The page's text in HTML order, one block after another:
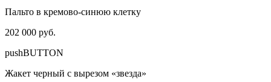
Пальто в кремово-синюю клетку
202 000 руб.
pushBUTTON
Жакет черный c вырезом «звезда»